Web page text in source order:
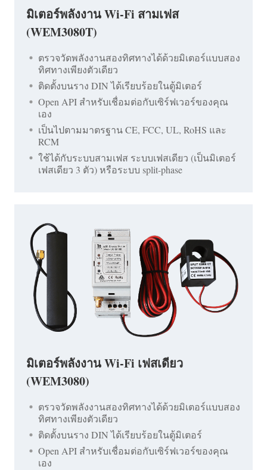
มิเตอร์พลังงาน Wi-Fi สามเฟส
(WEM3080T)
ตรวจวัดพลังงานสองทิศทางได้ด้วยมิเตอร์แบบสอง
ทิศทางเพียงตัวเดียว
ติดตั้งบนราง DIN ได้เรียบร้อยในตู้มิเตอร์
Open API สำหรับเชื่อมต่อกับเซิร์ฟเวอร์ของคุณ
เอง
เป็นไปตามมาตรฐาน CE, FCC, UL, RoHS และ
RCM
ใช้ได้กับระบบสามเฟส ระบบเฟสเดียว (เป็นมิเตอร์
เฟสเดียว 3 ตัว) หรือระบบ split-phase
มิเตอร์พลังงาน Wi-Fi เฟสเดียว
(WEM3080)
ตรวจวัดพลังงานสองทิศทางได้ด้วยมิเตอร์แบบสอง
ทิศทางเพียงตัวเดียว
ติดตั้งบนราง DIN ได้เรียบร้อยในตู้มิเตอร์
Open API สำหรับเชื่อมต่อกับเซิร์ฟเวอร์ของคุณ
เอง